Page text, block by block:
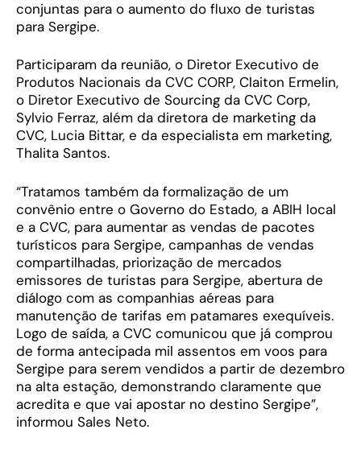
conjuntas para o aumento do fluxo de turistas
para Sergipe.
Participaram da reunião, o Diretor Executivo de
Produtos Nacionais da CVC CORP, Claiton Ermelin,
o Diretor Executivo de Sourcing da CVC Corp,
Sylvio Ferraz, além da diretora de marketing da
CVC, Lucia Bittar, e da especialista em marketing,
Thalita Santos.
“Tratamos também da formalização de um
convênio entre o Governo do Estado, a ABIH local
e a CVC, para aumentar as vendas de pacotes
turísticos para Sergipe, campanhas de vendas
compartilhadas, priorização de mercados
emissores de turistas para Sergipe, abertura de
diálogo com as companhias aéreas para
manutenção de tarifas em patamares exequíveis.
Logo de saída, a CVC comunicou que já comprou
de forma antecipada mil assentos em voos para
Sergipe para serem vendidos a partir de dezembro
na alta estação, demonstrando claramente que
acredita e que vai apostar no destino Sergipe”,
informou Sales Neto.